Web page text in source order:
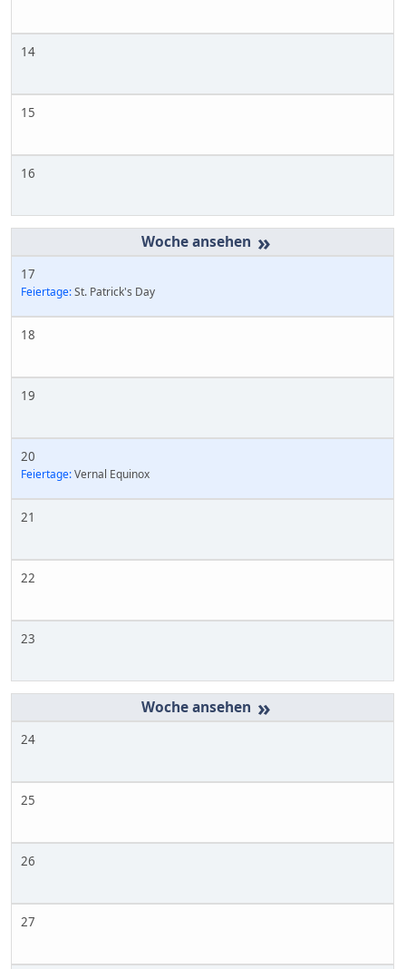
14
15
16
»
17
Feiertage:St. Patrick's Day
18
19
20
Feiertage:Vernal Equinox
21
22
23
»
24
25
26
27